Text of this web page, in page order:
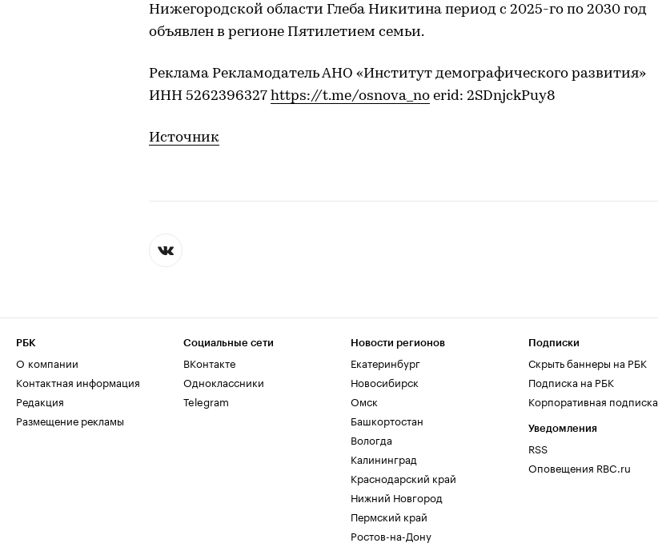
Нижегородской области Глеба Никитина период с 2025-го по 2030 год
объявлен в регионе Пятилетием семьи.
Реклама Рекламодатель АНО «Институт демографического развития»
ИНН 5262396327 https://t.me/osnova_no erid: 2SDnjckPuy8
Источник
РБК
О компании
Контактная информация
Редакция
Размещение рекламы
Социальные сети
ВКонтакте
Одноклассники
Telegram
Новости регионов
Екатеринбург
Новосибирск
Омск
Башкортостан
Вологда
Калининград
Краснодарский край
Нижний Новгород
Пермский край
Ростов-на-Дону
Подписки
Скрыть баннеры на РБК
Подписка на РБК
Корпоративная подписка
Уведомления
RSS
Оповещения RBC.ru